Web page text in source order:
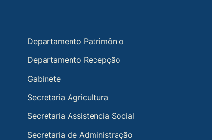
Departamento Patrimônio
Departamento Recepção
Gabinete
Secretaria Agricultura
Secretaria Assistencia Social
Secretaria de Administração